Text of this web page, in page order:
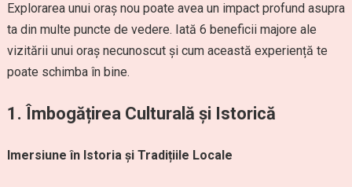
Explorarea unui oraș nou poate avea un impact profund asupra
ta din multe puncte de vedere. Iată 6 beneficii majore ale
vizitării unui oraș necunoscut și cum această experiență te
poate schimba în bine.
1. Îmbogățirea Culturală și Istorică
Imersiune în Istoria și Tradițiile Locale